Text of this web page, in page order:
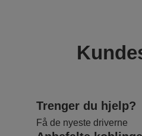
Trenger du hjelp?
Få de nyeste driverne